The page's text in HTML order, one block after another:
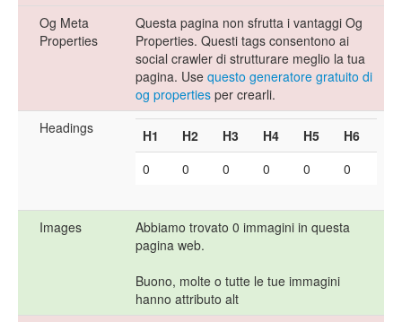
Og Meta
Properties
Questa pagina non sfrutta i vantaggi Og
Properties. Questi tags consentono ai
social crawler di strutturare meglio la tua
pagina. Use questo generatore gratuito di
og properties per crearli.
Headings
H1 H2 H3 H4 H5
H6
0
0 0 0 0 0
Images
Abbiamo trovato 0 immagini in questa
pagina web.
Buono, molte o tutte le tue immagini
hanno attributo alt